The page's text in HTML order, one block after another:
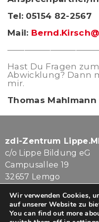
Tel: 05154 82-2567
Mail:
Hast Du Fragen
Abwicklung? Dann
mir.
Thomas Mahlmann
zdi-Zentrum
c/o Lippe Bildung eG
Campusallee 19
32657 Lemgo
Tel. 05261.7080-813
info@lippe-mint.de
Wir verwenden Cookies,
auf unserer Website zu
You can find out more